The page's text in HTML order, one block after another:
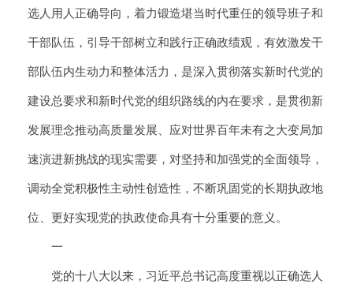
选人用人正确导向，着力锻造堪当时代重任的领导班子和
干部队伍，引导干部树立和践行正确政绩观，有效激发干
部队伍内生动力和整体活力，是深入贯彻落实新时代党的
建设总要求和新时代党的组织路线的内在要求，是贯彻新
发展理念推动高质量发展、应对世界百年未有之大变局加
速演进新挑战的现实需要，对坚持和加强党的全面领导，
调动全党积极性主动性创造性，不断巩固党的长期执政地
位、更好实现党的执政使命具有十分重要的意义。
一
党的十八大以来，习近平总书记高度重视以正确选人